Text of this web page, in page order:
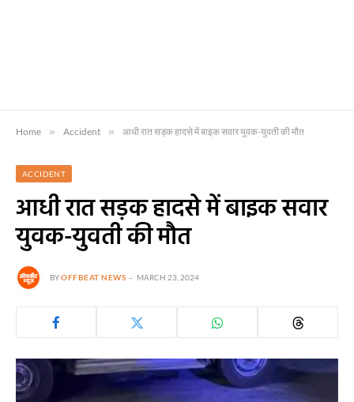
Home » Accident » आधी रात सड़क हादसे में बाइक सवार युवक-युवती की मौत
ACCIDENT
आधी रात सड़क हादसे में बाइक सवार
युवक-युवती की मौत
BYOFFBEAT NEWS MARCH 23, 2024